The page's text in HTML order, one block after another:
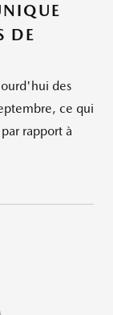
DE
des
ce qui
rapport à